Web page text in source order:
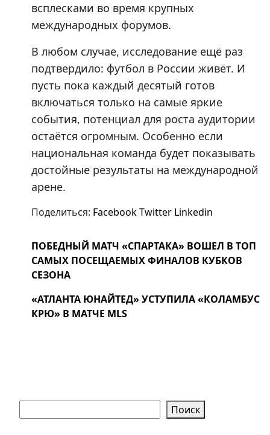
всплесками во время крупных
международных форумов.
В любом случае, исследование ещё раз
подтвердило: футбол в России живёт. И
пусть пока каждый десятый готов
включаться только на самые яркие
события, потенциал для роста аудитории
остаётся огромным. Особенно если
национальная команда будет показывать
достойные результаты на международной
арене.
Поделиться: FacebookTwitter Linkedin
ПОБЕДНЫЙ МАТЧ «СПАРТАКА» ВОШЕЛ В ТОП
САМЫХ ПОСЕЩАЕМЫХ ФИНАЛОВ КУБКОВ
СЕЗОНА
«АТЛАНТА ЮНАЙТЕД» УСТУПИЛА «КОЛАМБУС
КРЮ» В МАТЧЕ MLS
Поиск